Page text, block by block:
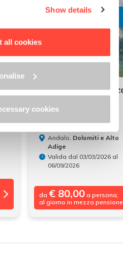
provided previously and
on data processing,
Show details
all cookies
cookies
Divertimento e tempo
Settembre a
inclusa
Andalo, Dolomiti e Alto
Adige
Valida dal 03/03/2026 al
06/09/2026
da € 80,00 a persona,
al giorno in mezza pensione